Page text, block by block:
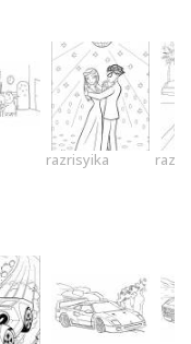
razrisyika